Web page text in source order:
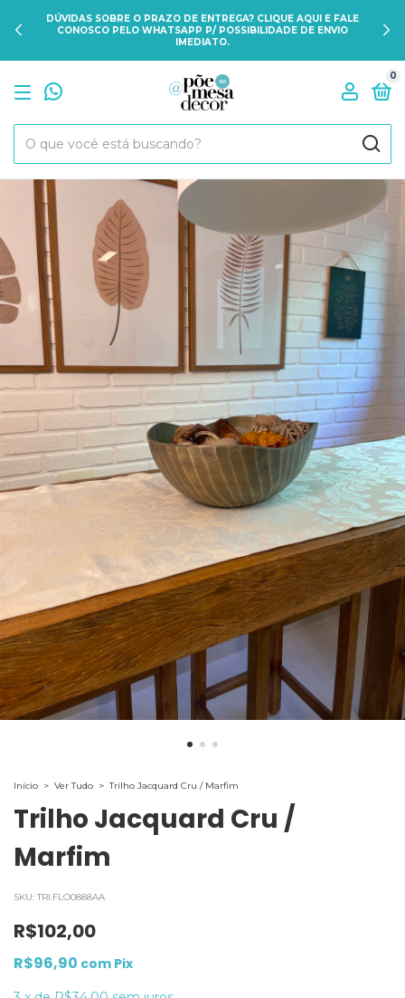
DÚVIDAS SOBRE O PRAZO DE ENTREGA? CLIQUE AQUI E FALE
CONOSCO PELO WHATSAPP P/ POSSIBILIDADE DE ENVIO
IMEDIATO.
0
Início > Ver Tudo > Trilho Jacquard Cru / Marfim
Trilho Jacquard Cru /
Marfim
SKU:TRI.FLO0888AA
R$102,00
R$96,90 com Pix